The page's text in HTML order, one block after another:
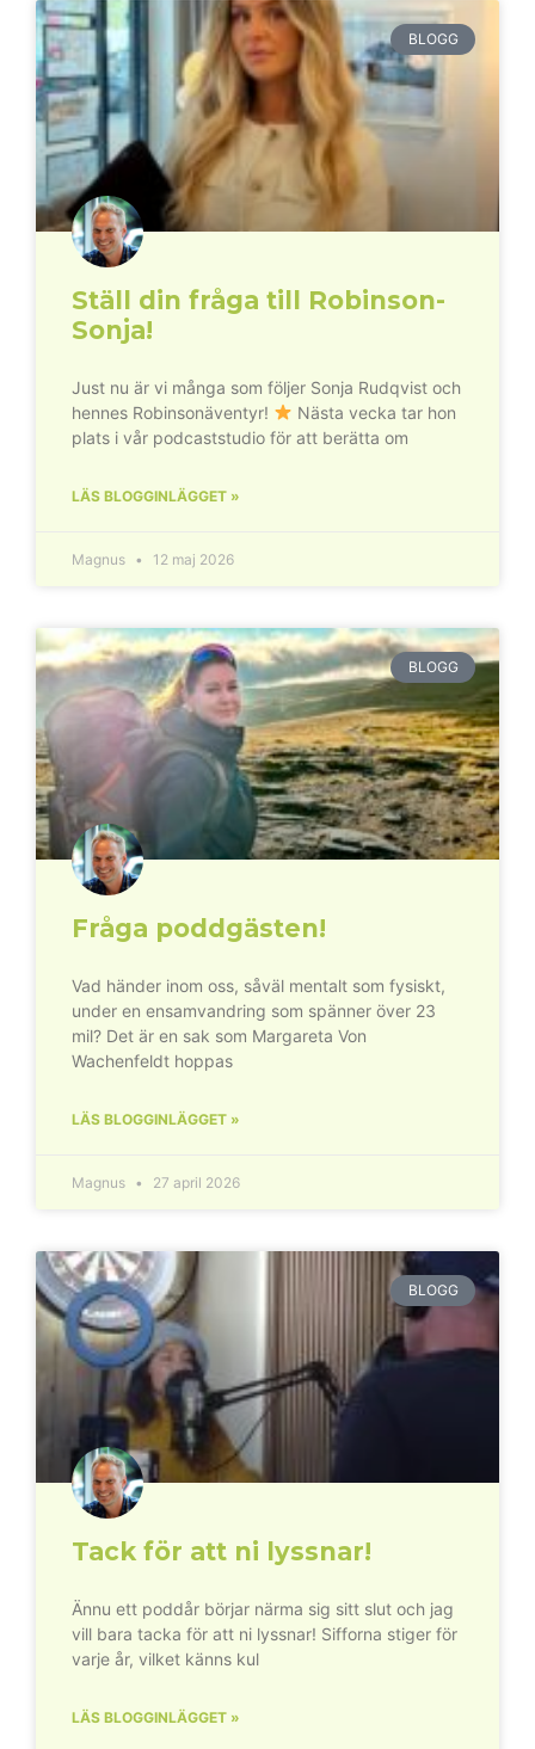
BLOGG
Ställ din fråga till Robinson-
Sonja!
Just nu är vi många som följer Sonja Rudqvist och
hennes Robinsonäventyr!
Nästa vecka tar hon
plats i vår podcaststudio för att berätta om
LÄS BLOGGINLÄGGET »
Magnus 12 maj 2026
BLOGG
Fråga poddgästen!
Vad händer inom oss, såväl mentalt som fysiskt,
under en ensamvandring som spänner över 23
mil? Det är en sak som Margareta Von
Wachenfeldt hoppas
LÄS BLOGGINLÄGGET »
Magnus 27 april 2026
BLOGG
Tack för att ni lyssnar!
Ännu ett poddår börjar närma sig sitt slut och jag
vill bara tacka för att ni lyssnar! Sifforna stiger för
varje år, vilket känns kul
LÄS BLOGGINLÄGGET »